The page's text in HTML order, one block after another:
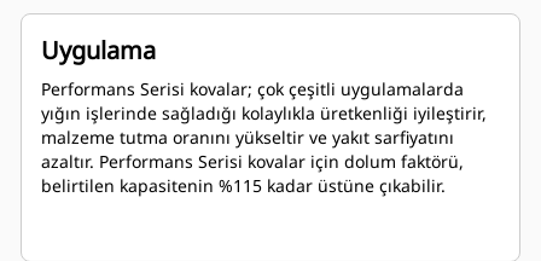
Uygulama
Performans Serisi kovalar; çok çeşitli uygulamalarda
yığın işlerinde sağladığı kolaylıkla üretkenliği iyileştirir,
malzeme tutma oranını yükseltir ve yakıt sarfiyatını
azaltır. Performans Serisi kovalar için dolum faktörü,
belirtilen kapasitenin %115 kadar üstüne çıkabilir.